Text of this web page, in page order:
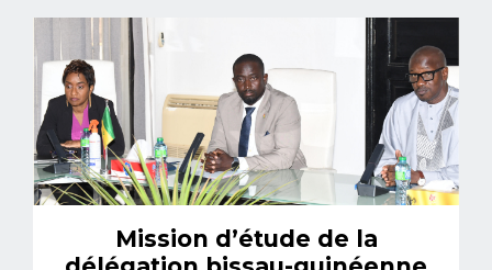
Mission d’étude de la